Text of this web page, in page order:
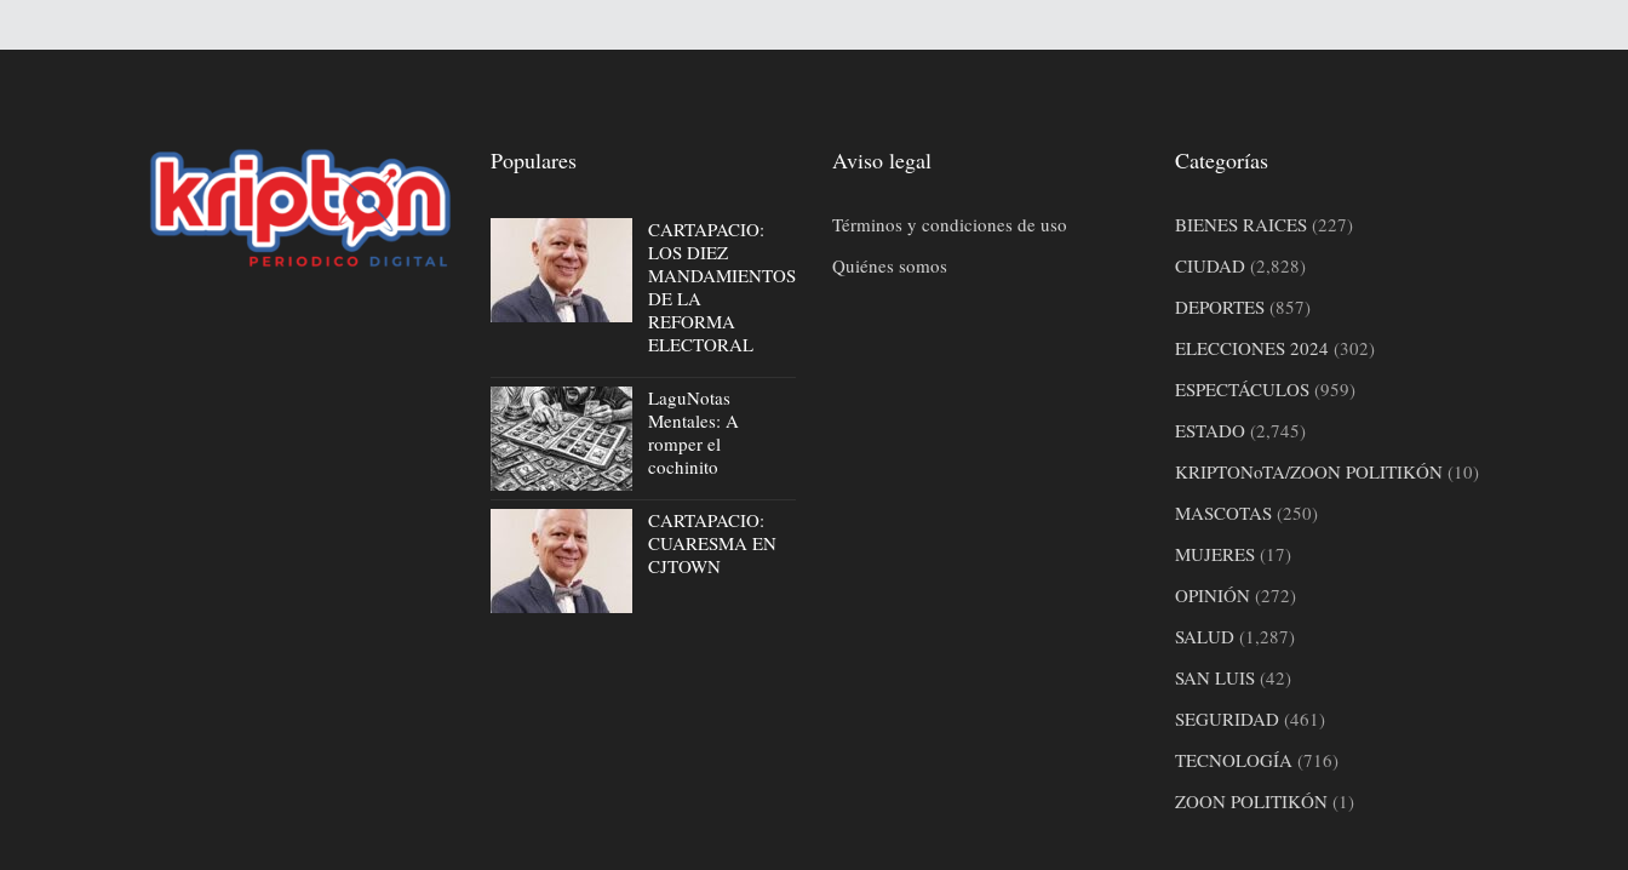
Populares
CARTAPACIO:
LOS DIEZ
MANDAMIENTOS
DE LA
REFORMA
ELECTORAL
LaguNotas
Mentales: A
romper el
cochinito
CARTAPACIO:
CUARESMA EN
CJTOWN
Aviso legal
Términos y condiciones de uso
Quiénes somos
Categorías
BIENES RAICES(227)
CIUDAD(2,828)
DEPORTES(857)
ELECCIONES 2024 (302)
ESPECTÁCULOS(959)
ESTADO(2,745)
KRIPTONoTA/ZOON POLITIKÓN(10)
MASCOTAS(250)
MUJERES(17)
OPINIÓN(272)
SALUD(1,287)
SAN LUIS(42)
SEGURIDAD(461)
TECNOLOGÍA (716)
ZOON POLITIKÓN(1)